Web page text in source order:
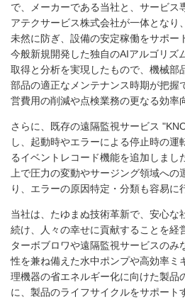
で、メーカーである当社と、サービス
アテクサービス株式会社が一体となり
未然に防ぎ、設備の安定稼働をサポー
今般新規開発した独自のAIアルゴリズ
取得と分析を実現したもので、機械部
部品の適正なメンテナンス時期が把握
営費用の削減や点検業務の更なる効率
さらに、既存の遠隔監視サービス
し、起動時やエラーによる停止時の運
るイベントレコード機能を追加しまし
上で圧力の変動やサージング領域へ
り、エラーの原因特定・分類も容易に
当社は、たゆまぬ技術革新で、安心な
続け、人々の幸せに貢献することを経
ターボブロワや遠隔監視サービスのみ
性を兼ね備えた水中ポンプや高効率ミ
理機器の省エネルギー化に向けた製品
に、製品のライフサイクルをサポート